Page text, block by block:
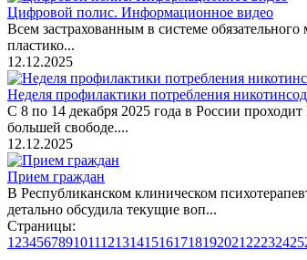
Цифровой полис. Информационное видео
Всем застрахованным в системе
пластико...
12.12.2025
Неделя профилактики потребления
С 8 по 14 декабря 2025 года в России
большей свободе....
12.12.2025
Прием граждан
В Республиканском клиническом
детально обсудила текущие воп...
Страницы:
1 23456789101112131415161718192021 22232425